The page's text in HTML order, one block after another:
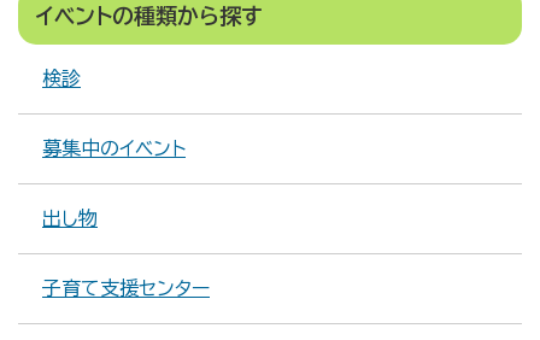
イベントの種類から探す
検診
募集中のイベント
出し物
子育て支援センター